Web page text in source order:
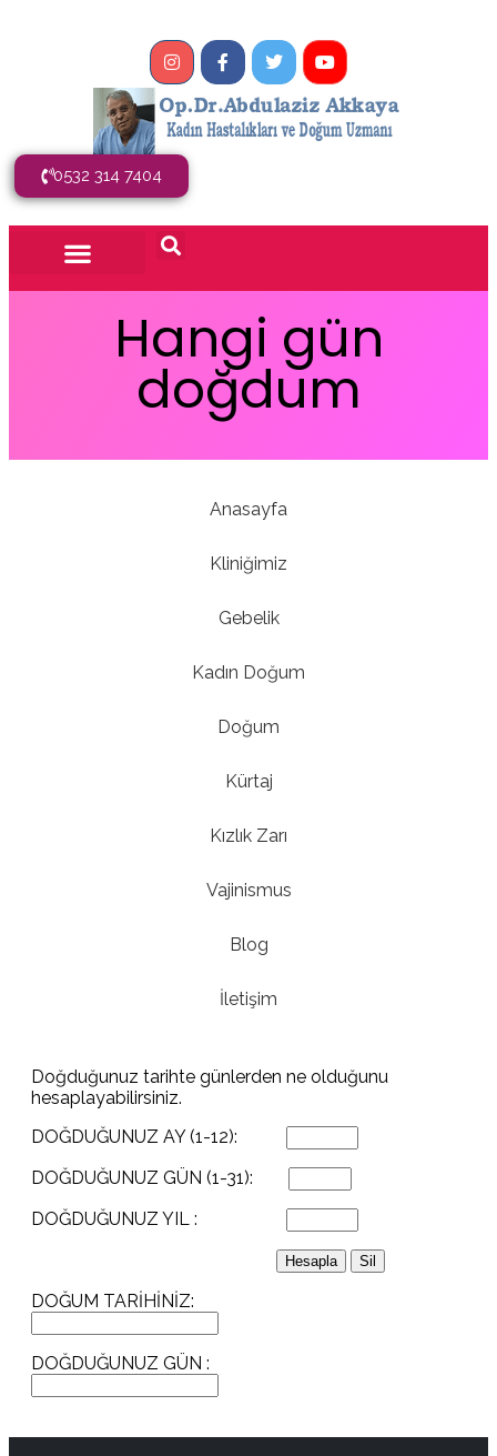
0532 314 7404
Hangi gün
doğdum
Anasayfa
Kliniğimiz
Gebelik
Kadın Doğum
Doğum
Kürtaj
Kızlık Zarı
Vajinismus
Blog
İletişim
Doğduğunuz tarihte günlerden ne olduğunu
hesaplayabilirsiniz.
DOĞDUĞUNUZ AY (1-12):
DOĞDUĞUNUZ GÜN (1-31):
DOĞDUĞUNUZ YIL :
DOĞUM TARİHİNİZ:
DOĞDUĞUNUZ GÜN :